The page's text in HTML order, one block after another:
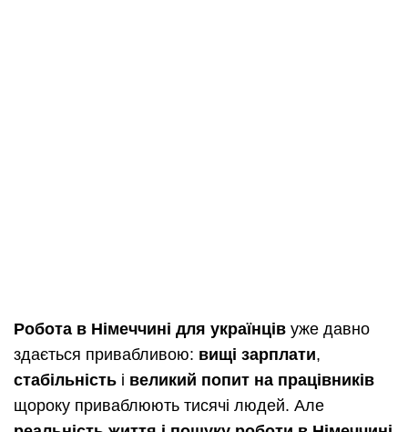
Робота в Німеччині для українців уже давно
здається привабливою: вищі зарплати,
стабільність і великий попит на працівників
щороку приваблюють тисячі людей. Але